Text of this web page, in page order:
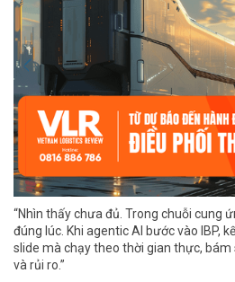
“Nhìn thấy chưa đủ. Trong chuỗi cung
đúng lúc. Khi agentic AI bước vào IBP,
slide mà chạy theo thời gian thực,
và rủi ro.”